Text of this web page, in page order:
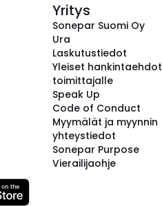
Yritys
Sonepar Suomi Oy
Ura
Laskutustiedot
Yleiset hankintaehdot
toimittajalle
Speak Up
Code of Conduct
Myymälät ja myynnin
yhteystiedot
Sonepar Purpose
Vierailijaohje